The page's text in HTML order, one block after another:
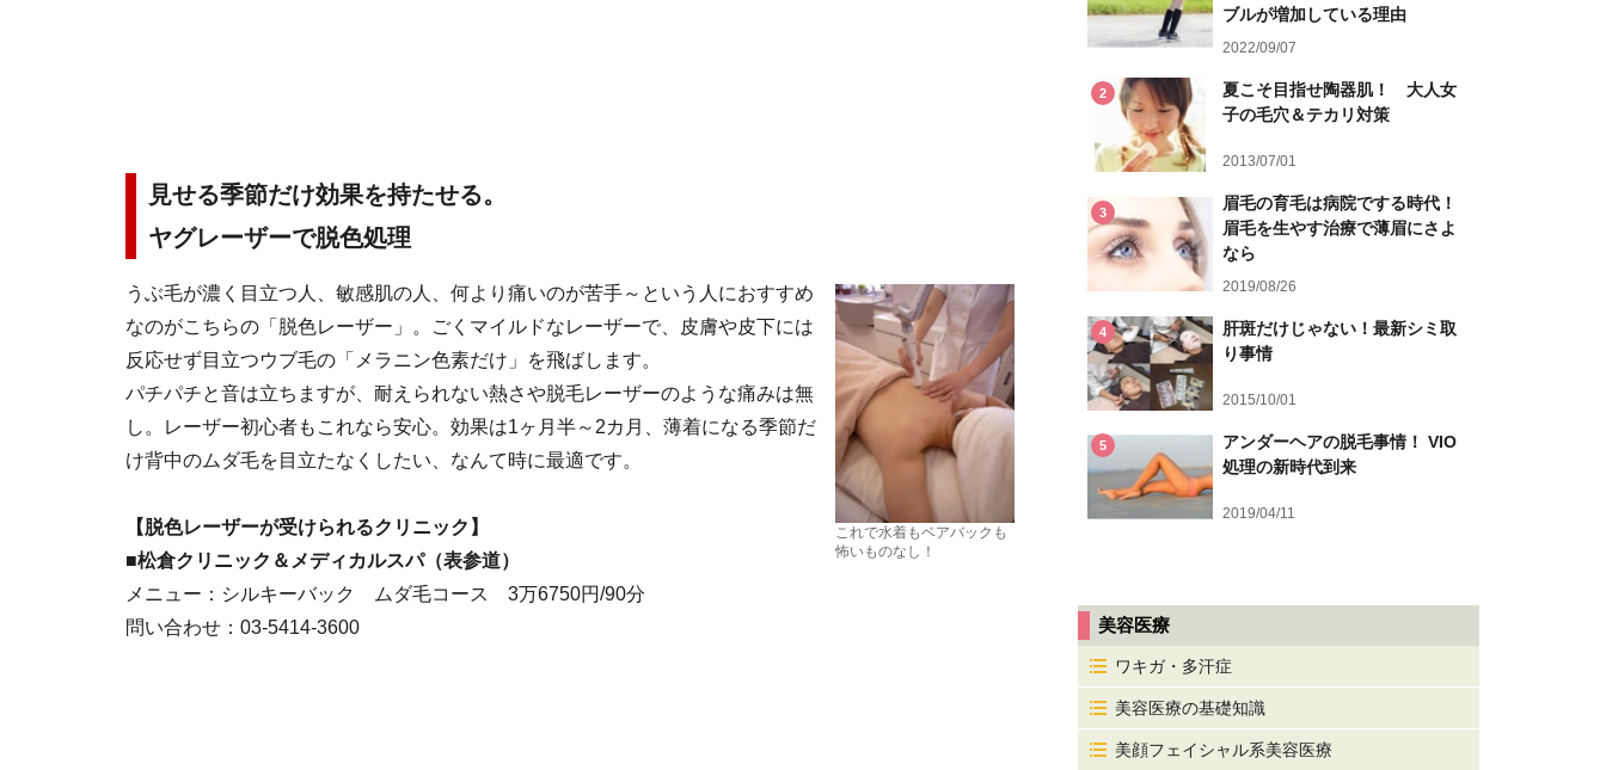
見せる季節だけ効果を持たせる。
ヤグレーザーで脱色処理
これで水着もベアバックも
怖いものなし！
うぶ毛が濃く目立つ人、敏感肌の人、何より痛いのが苦手～という人におすすめ
なのがこちらの「脱色レーザー」。ごくマイルドなレーザーで、皮膚や皮下には
反応せず目立つウブ毛の「メラニン色素だけ」を飛ばします。
パチパチと音は立ちますが、耐えられない熱さや脱毛レーザーのような痛みは無
し。レーザー初心者もこれなら安心。効果は1ヶ月半～2カ月、薄着になる季節だ
け背中のムダ毛を目立たなくしたい、なんて時に最適です。
【脱色レーザーが受けられるクリニック】
■松倉クリニック＆メディカルスパ（表参道）
メニュー：シルキーバック ムダ毛コース 3万6750円/90分
問い合わせ：03-5414-3600
ブルが増加している理由
2022/09/07
2
夏こそ目指せ陶器肌！ 大人女
子の毛穴＆テカリ対策
2013/07/01
3
眉毛の育毛は病院でする時代！
眉毛を生やす治療で薄眉にさよ
なら
2019/08/26
4
肝斑だけじゃない！最新シミ取
り事情
2015/10/01
5
アンダーヘアの脱毛事情！ VIO
処理の新時代到来
2019/04/11
美容医療
ワキガ・多汗症
美容医療の基礎知識
美顔フェイシャル系美容医療